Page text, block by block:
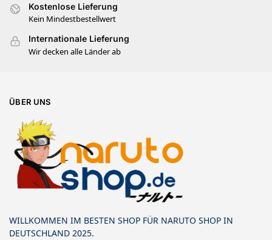
Kostenlose Lieferung
Kein Mindestbestellwert
Internationale Lieferung
Wir decken alle Länder ab
ÜBER UNS
WILLKOMMEN IM BESTEN SHOP FÜR NARUTO SHOP IN
DEUTSCHLAND 2025.